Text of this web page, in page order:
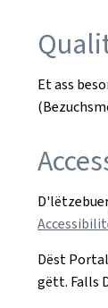
Et ass
Dëst
gëtt. Falls